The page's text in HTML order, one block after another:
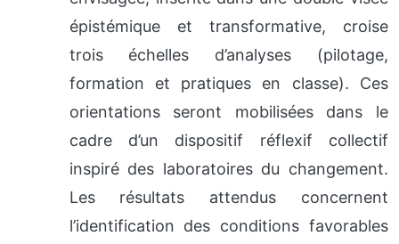
épistémique et transformative, croise
trois échelles d’analyses (pilotage,
formation et pratiques en classe). Ces
orientations seront mobilisées dans le
cadre d’un dispositif réflexif collectif
inspiré des laboratoires du changement.
Les résultats attendus concernent
l’identification des conditions favorables